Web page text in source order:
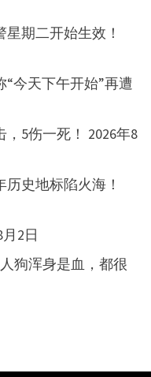
期二开始生效！
今天下午开始”再遭
5伤一死！ 2026年8
史地标陷火海！
2日
狗浑身是血，都很